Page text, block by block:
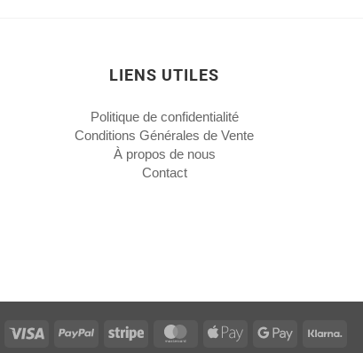
LIENS UTILES
Politique de confidentialité
Conditions Générales de Vente
À propos de nous
Contact
Visa PayPal Stripe MasterCardApple
Google